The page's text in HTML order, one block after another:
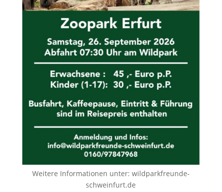
Weitere Informationen unter: wildparkfreunde-
schweinfurt.de